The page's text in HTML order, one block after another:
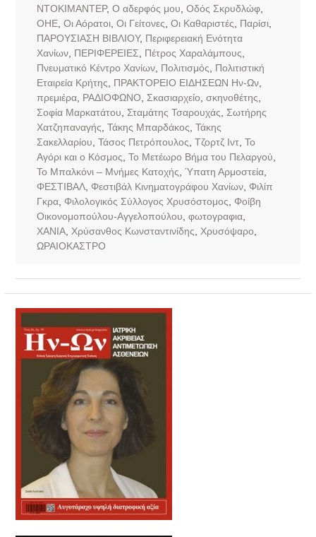
ΝΤΟΚΙΜΑΝΤΕΡ, Ο αδερφός μου Οδός Σκρυδλώφ,
ΟΗΕ, Οι Αόρατοι, Οι Γείτονες Οι Καθαριστές Παρίσι,
ΠΑΡΟΥΣΙΑΣΗ ΒΙΒΛΙΟΥ, Περιφερειακή Ενότητα
Χανίων, ΠΕΡΙΦΕΡΕΙΕΣ Πέτρος Χαραλάμπους
Πνευματικό Κέντρο Χανίων, Πολιτισμός
Πολιτιστική
Εταιρεία Κρήτης
ΠΡΑΚΤΟΡΕΙΟ ΕΙΔΗΣΕΩΝ Ην-Ων,
πρεμιέρα, ΡΑΔΙΟΦΩΝΟ Σκασιαρχείο σκηνοθέτης
Σοφία Μαρκατάτου
Σταμάτης Τσαρουχάς
Σωτήρης
Χατζηπαναγής Τάκης Μπαρδάκος Τάκης
Σακελλαρίου Τάσος Πετρόπουλος Τζορτζ Ιντ, Το
Αγόρι και ο Κόσμος Το Μετέωρο Βήμα του Πελαργού
Το Μπαλκόνι – Μνήμες Κατοχής Ύπατη Αρμοστεία,
ΦΕΣΤΙΒΑΛ, Φεστιβάλ Κινηματογράφου Χανίων, Φιλίπ
Γκρα, Φιλολογικός Σύλλογος Χρυσόστομος
Φοίβη
Οικονομοπούλου-Αγγελοπούλου φωτογραφια,
ΧΑΝΙΑ, Χρύσανθος Κωνσταντινίδης Χρυσόψαρο
ΩΡΑΙΟΚΑΣΤΡΟ